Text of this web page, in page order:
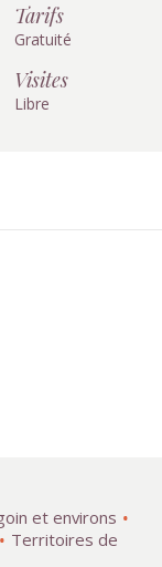
Tarifs
Gratuité
Visites
Libre
et environs
Territoires de